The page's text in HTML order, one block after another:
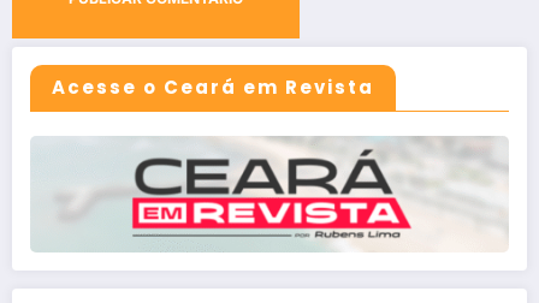
Acesse o Ceará em Revista